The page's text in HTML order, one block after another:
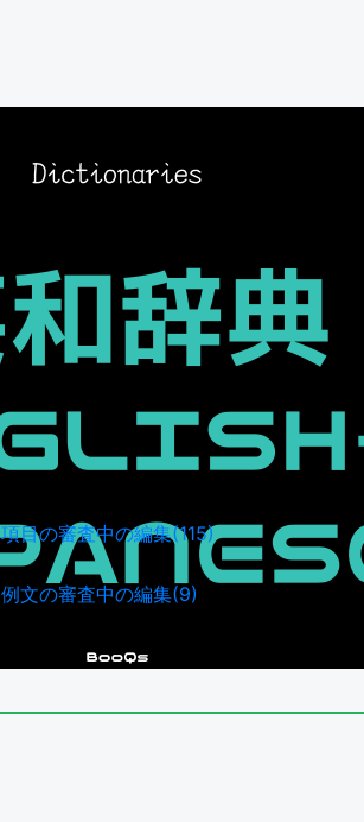
項目の審査中の編集(115)
例文の審査中の編集(9)